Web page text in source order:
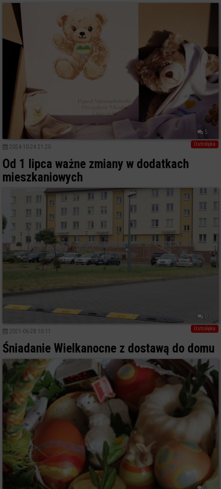
5
Ostrołęka
2024-10-24 21:20
Od 1 lipca ważne zmiany w dodatkach
mieszkaniowych
0
Ostrołęka
2021-06-28 10:11
Śniadanie Wielkanocne z dostawą do domu